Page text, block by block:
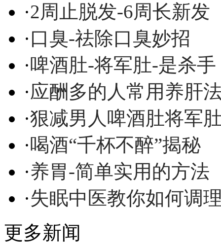
·2周止脱发-6周长新发
·口臭-祛除口臭妙招
·啤酒肚-将军肚-是杀手
·应酬多的人常用养肝
·狠减男人啤酒肚将军
·喝酒“千杯不醉”揭秘
·养胃-简单实用的方法
·失眠中医教你如何调
更多新闻